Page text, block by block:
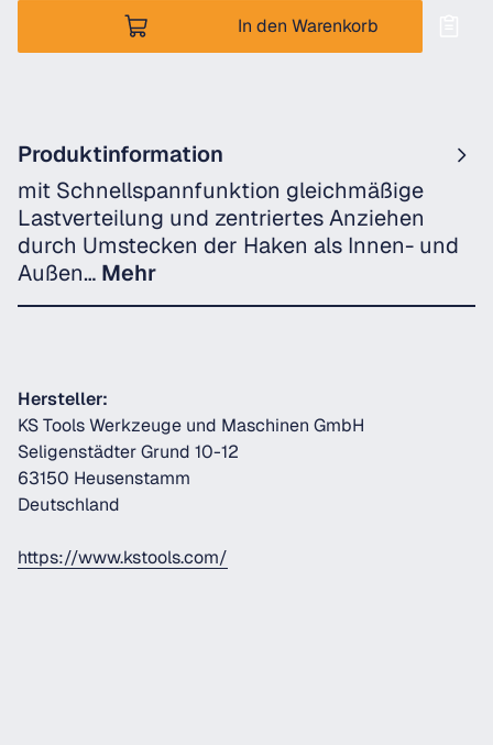
In den Warenkorb
Produktinformation
mit Schnellspannfunktion gleichmäßige
Lastverteilung und zentriertes Anziehen
durch Umstecken der Haken als Innen- und
Außen… Mehr
Hersteller:
KS Tools Werkzeuge und Maschinen GmbH
Seligenstädter Grund 10-12
63150 Heusenstamm
Deutschland
https://www.kstools.com/